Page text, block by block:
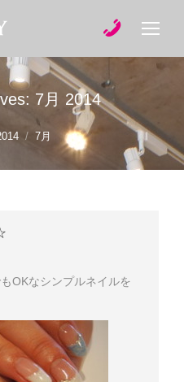
7月 2014
7月
OKなシンプルネイルを